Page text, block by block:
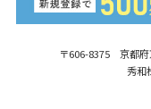
〒606-8375 京都府
秀和